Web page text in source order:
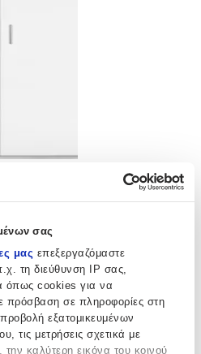
σας
μας επεξεργαζόμαστε
τη διεύθυνση IP σας,
όπως cookies για να
πρόσβαση σε πληροφορίες στη
εξατομικευμένων
τις μετρήσεις σχετικά με
την καλύτερη εικόνα του κοινού
Wilson 3d
Τρίφυλλη